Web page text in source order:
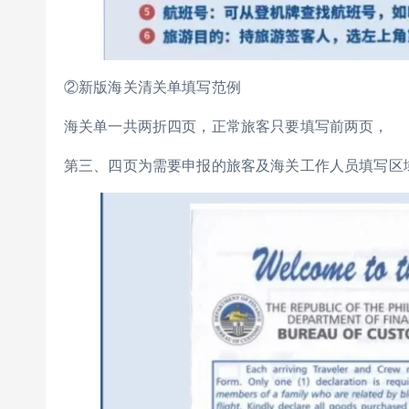
②新版海关清关单填写范例
海关单一共两折四页，正常旅客只要填写前两页，
第三、四页为需要申报的旅客及海关工作人员填写区